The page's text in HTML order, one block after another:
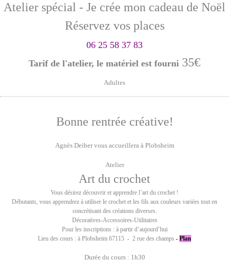
Atelier spécial - Je crée mon cadeau de Noël
Réservez vos places
06 25 58 37 83
Tarif de l'atelier, le matériel est fourni 35€
Adultes
Bonne rentrée créative!
Agnès Deiber vous accueillera à Plobsheim
Atelier
Art du crochet
Vous désirez découvrir et apprendre l’art du crochet !
Débutants, vous apprendrez à utiliser le crochet et les fils aux couleurs variées tout en
concrétisant des créations diverses.
Décoratives-Accessoires-Utilitaires
Pour les inscriptions : à partir d’aujourd’hui
Lieu des cours : à Plobsheim 67115 - 2 rue des champs - Plan
Durée du cours : 1h30